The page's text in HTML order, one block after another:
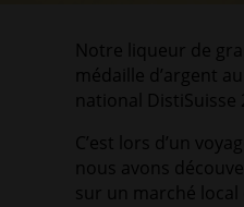
Notre liqueur de
médaille d’argent
national DistiSuisse
C’est lors d’un
nous avons
sur un marché local